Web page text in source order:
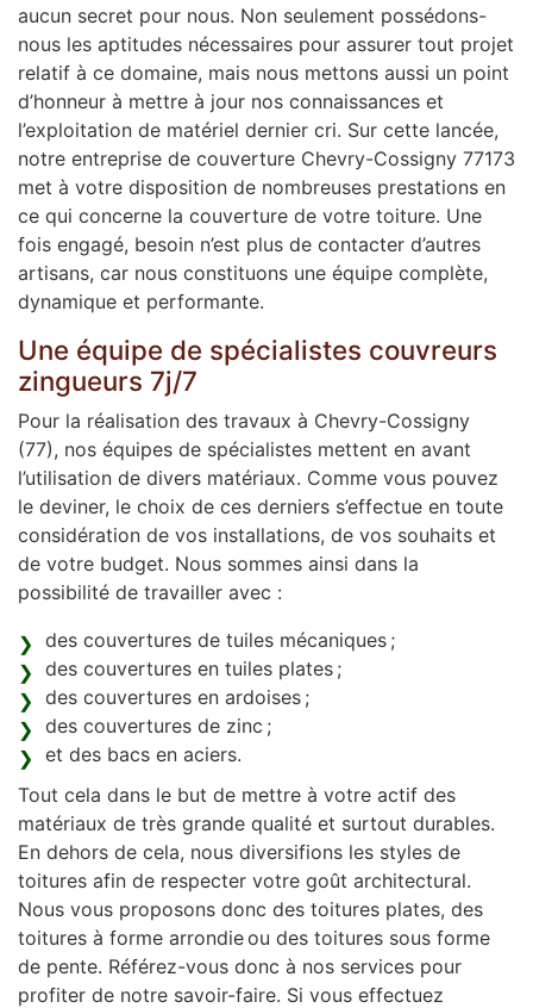
aucun secret pour nous. Non seulement possédons-
nous les aptitudes nécessaires pour assurer tout projet
relatif à ce domaine, mais nous mettons aussi un point
d’honneur à mettre à jour nos connaissances et
l’exploitation de matériel dernier cri. Sur cette lancée,
notre entreprise de couverture Chevry-Cossigny 77173
met à votre disposition de nombreuses prestations en
ce qui concerne la couverture de votre toiture. Une
fois engagé, besoin n’est plus de contacter d’autres
artisans, car nous constituons une équipe complète,
dynamique et performante.
Une équipe de spécialistes couvreurs
zingueurs 7j/7
Pour la réalisation des travaux à Chevry-Cossigny
(77), nos équipes de spécialistes mettent en avant
l’utilisation de divers matériaux. Comme vous pouvez
le deviner, le choix de ces derniers s’effectue en toute
considération de vos installations, de vos souhaits et
de votre budget. Nous sommes ainsi dans la
possibilité de travailler avec :
des couvertures de tuiles mécaniques ;
des couvertures en tuiles plates ;
des couvertures en ardoises ;
des couvertures de zinc ;
et des bacs en aciers.
Tout cela dans le but de mettre à votre actif des
matériaux de très grande qualité et surtout durables.
En dehors de cela, nous diversifions les styles de
toitures afin de respecter votre goût architectural.
Nous vous proposons donc des toitures plates, des
toitures à forme arrondie ou des toitures sous forme
de pente. Référez-vous donc à nos services pour
profiter de notre savoir-faire. Si vous effectuez